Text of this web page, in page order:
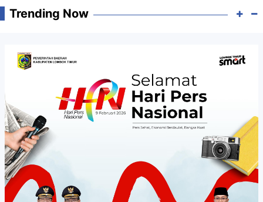
Trending Now